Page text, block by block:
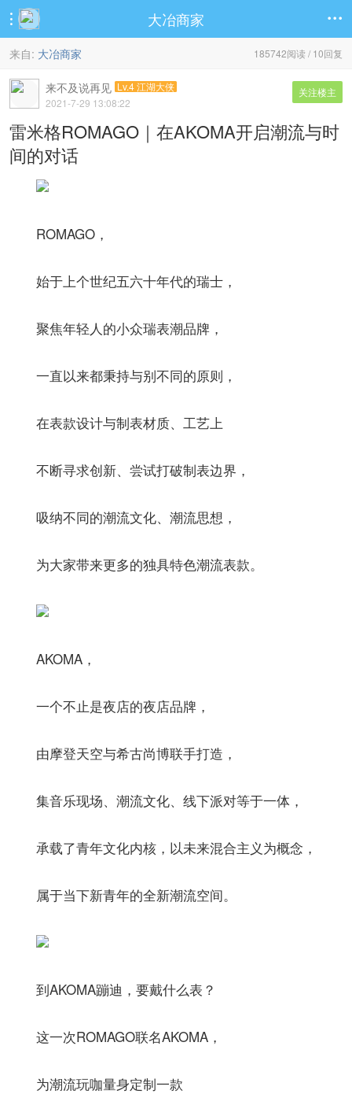
 大冶商家 
185742阅读 / 10回复
来自: 大冶商家
关注楼主
来不及说再见 Lv.4 江湖大侠
2021-7-29 13:08:22
雷米格ROMAGO｜在AKOMA开启潮流与时
间的对话
ROMAGO，
始于上个世纪五六十年代的瑞士，
聚焦年轻人的小众瑞表潮品牌，
一直以来都秉持与别不同的原则，
在表款设计与制表材质、工艺上
不断寻求创新、尝试打破制表边界，
吸纳不同的潮流文化、潮流思想，
为大家带来更多的独具特色潮流表款。
AKOMA，
一个不止是夜店的夜店品牌，
由摩登天空与希古尚博联手打造，
集音乐现场、潮流文化、线下派对等于一体，
承载了青年文化内核，以未来混合主义为概念，
属于当下新青年的全新潮流空间。
到AKOMA蹦迪，要戴什么表？
这一次ROMAGO联名AKOMA，
为潮流玩咖量身定制一款